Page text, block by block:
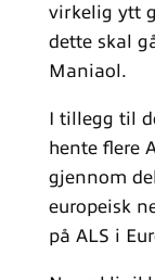
virkelig ytt
dette skal
Maniaol.
I tillegg til
hente flere
gjennom
europeisk
på ALS i